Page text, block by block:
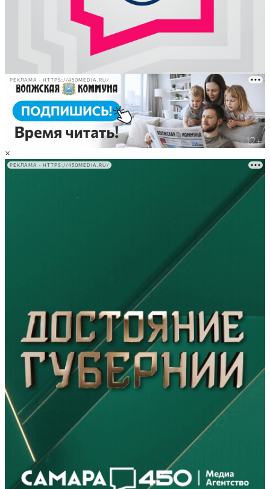
РЕКЛАМА • HTTPS://450MEDIA.RU/
×
РЕКЛАМА • HTTPS://450MEDIA.RU/